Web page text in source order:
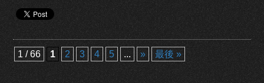
1 / 66 1 2 3 4 5 ... » 最後 »